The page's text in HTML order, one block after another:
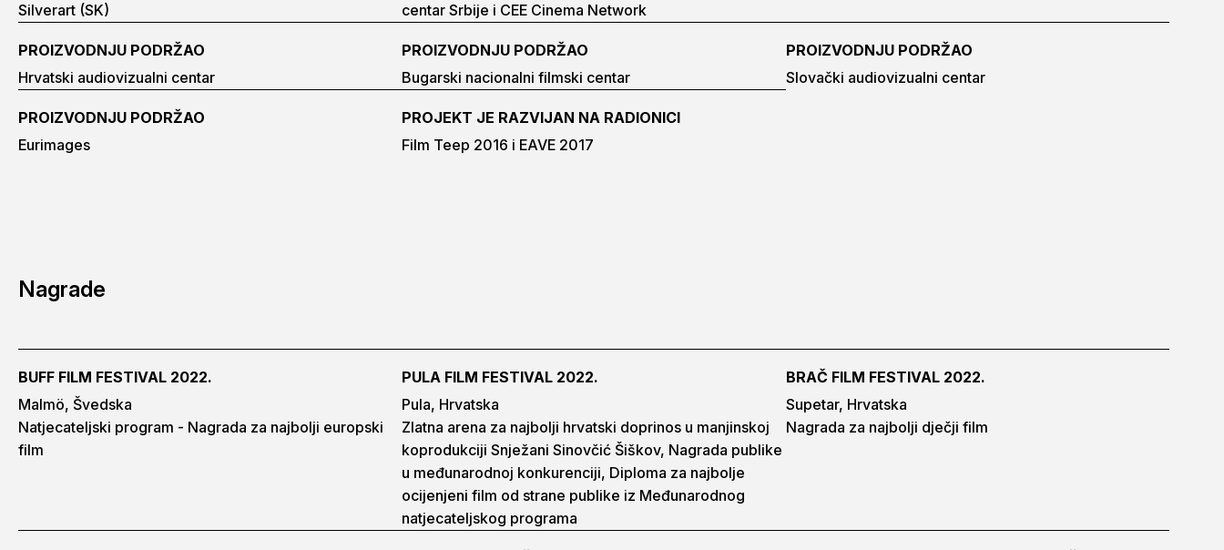
Silverart (SK)
centar Srbije i CEE Cinema Network
PROIZVODNJU PODRŽAO
Hrvatski audiovizualni centar
PROIZVODNJU PODRŽAO
Bugarski nacionalni filmski centar
PROIZVODNJU PODRŽAO
Slovački audiovizualni centar
PROIZVODNJU PODRŽAO
Eurimages
PROJEKT JE RAZVIJAN NA RADIONICI
Film Teep 2016 i EAVE 2017
Nagrade
BUFF FILM FESTIVAL 2022.
Malmö, Švedska
Natjecateljski program - Nagrada za najbolji europski
film
PULA FILM FESTIVAL 2022.
Pula, Hrvatska
Zlatna arena za najbolji hrvatski doprinos u manjinskoj
koprodukciji Snježani Sinovčić Šiškov, Nagrada publike
u međunarodnoj konkurenciji, Diploma za najbolje
ocijenjeni film od strane publike iz Međunarodnog
natjecateljskog programa
BRAČ FILM FESTIVAL 2022.
Supetar, Hrvatska
Nagrada za najbolji dječji film